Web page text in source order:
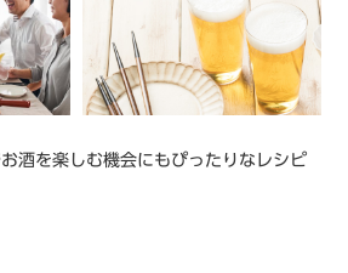
酒を楽しむ機会にもぴったりなレシピ